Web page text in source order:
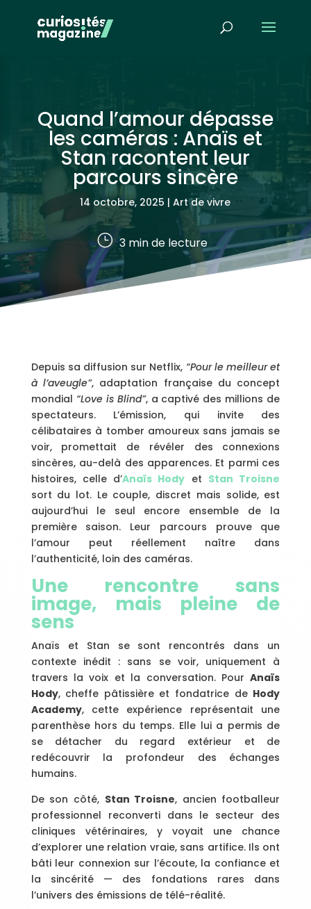
Quand l’amour dépasse
les caméras : Anaïs et
Stan racontent leur
parcours sincère
14 octobre, 2025 |Art de vivre
} 3min de lecture
Depuis sa diffusion sur Netflix, “Pour le meilleur et
à l’aveugle”, adaptation française du concept
mondial “Love is Blind”, a captivé des millions de
spectateurs. L’émission, qui invite des
célibataires à tomber amoureux sans jamais se
voir, promettait de révéler des connexions
sincères, au-delà des apparences. Et parmi ces
histoires, celle d’Anaïs Hody et Stan Troisne
sort du lot. Le couple, discret mais solide, est
aujourd’hui le seul encore ensemble de la
première saison. Leur parcours prouve que
l’amour peut réellement naître dans
l’authenticité, loin des caméras.
Une rencontre sans
image, mais pleine de
sens
Anaïs et Stan se sont rencontrés dans un
contexte inédit : sans se voir, uniquement à
travers la voix et la conversation. PourAnaïs
Hody, cheffe pâtissière et fondatrice de Hody
Academy, cette expérience représentait une
parenthèse hors du temps. Elle lui a permis de
se détacher du regard extérieur et de
redécouvrir la profondeur des échanges
humains.
De son côté, Stan Troisne, ancien footballeur
professionnel reconverti dans le secteur des
cliniques vétérinaires, y voyait une chance
d’explorer une relation vraie, sans artifice. Ils ont
bâti leur connexion sur l’écoute, la confiance et
la sincérité — des fondations rares dans
l’univers des émissions de télé-réalité.